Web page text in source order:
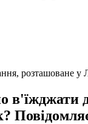
розташоване у